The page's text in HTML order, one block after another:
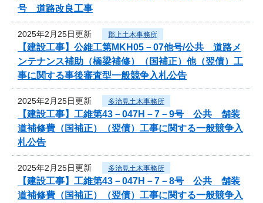
号 道路改良工事
2025年2月25日更新 郡上土木事務所
【建設工事】公維工第MKH05－07他号/公共 道路メ
ンテナンス補助（橋梁補修）（国補正）他（翌債）工
事に関する事後審査型一般競争入札公告
2025年2月25日更新 多治見土木事務所
【建設工事】工維第43－047H－7－9号 公共 舗装
道補修費（国補正）（翌債）工事に関する一般競争入
札公告
2025年2月25日更新 多治見土木事務所
【建設工事】工維第43－047H－7－8号 公共 舗装
道補修費（国補正）（翌債）工事に関する一般競争入